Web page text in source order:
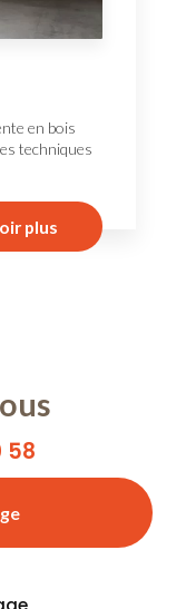
en bois
techniques
plus
58